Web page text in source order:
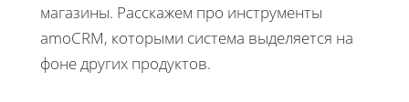
магазины. Расскажем про инструменты
amoCRM, которыми система выделяется на
фоне других продуктов.